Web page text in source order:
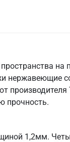
на
нержавеющие
производителя
прочность.
1,2мм.